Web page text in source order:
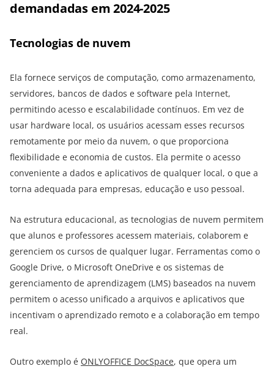
demandadas em 2024-2025
Tecnologias de nuvem
Ela fornece serviços de computação, como armazenamento,
servidores, bancos de dados e software pela Internet,
permitindo acesso e escalabilidade contínuos. Em vez de
usar hardware local, os usuários acessam esses recursos
remotamente por meio da nuvem, o que proporciona
flexibilidade e economia de custos. Ela permite o acesso
conveniente a dados e aplicativos de qualquer local, o que a
torna adequada para empresas, educação e uso pessoal.
Na estrutura educacional, as tecnologias de nuvem permitem
que alunos e professores acessem materiais, colaborem e
gerenciem os cursos de qualquer lugar. Ferramentas como o
Google Drive, o Microsoft OneDrive e os sistemas de
gerenciamento de aprendizagem (LMS) baseados na nuvem
permitem o acesso unificado a arquivos e aplicativos que
incentivam o aprendizado remoto e a colaboração em tempo
real.
Outro exemplo é ONLYOFFICE DocSpace, que opera um